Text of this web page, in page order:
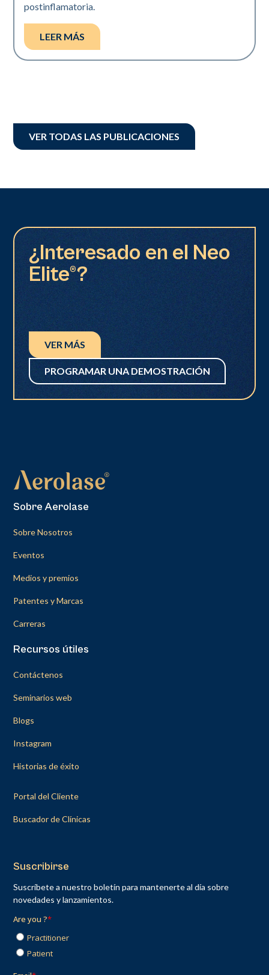
postinflamatoria.
LEER MÁS
VER TODAS LAS PUBLICACIONES
¿Interesado en el Neo
Elite®?
VER MÁS
PROGRAMAR UNA DEMOSTRACIÓN
Sobre Aerolase
Sobre Nosotros
Eventos
Medios y premios
Patentes y Marcas
Carreras
Recursos útiles
Contáctenos
Seminarios web
Blogs
Instagram
Historias de éxito
Portal del Cliente
Buscador de Clínicas
Suscribirse
Suscríbete a nuestro boletín para mantenerte al día sobre
novedades y lanzamientos.